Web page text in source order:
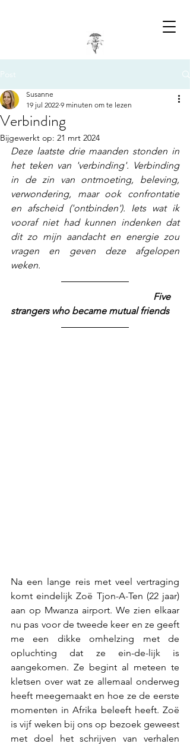
Post
Verbinding
Susanne
19 jul 2022 9 minuten om te lezen
Bijgewerkt op: 21 mrt 2024
Deze laatste drie maanden stonden in
het teken van 'verbinding'. Verbinding
in de zin van ontmoeting, beleving,
verwondering, maar ook confrontatie
en afscheid ('ontbinden'). Iets wat ik
vooraf niet had kunnen indenken dat
dit zo mijn aandacht en energie zou
vragen en geven deze afgelopen
weken.
Five
strangers who became mutual friends
Na een lange reis met veel vertraging
komt eindelijk Zoë Tjon-A-Ten (22 jaar)
aan op Mwanza airport. We zien elkaar
nu pas voor de tweede keer en ze geeft
me een dikke omhelzing met de
opluchting dat ze ein-de-lijk is
aangekomen. Ze begint al meteen te
kletsen over wat ze allemaal onderweg
heeft meegemaakt en hoe ze de eerste
momenten in Afrika beleeft heeft. Zoë
is vijf weken bij ons op bezoek geweest
met doel het schrijven van verhalen